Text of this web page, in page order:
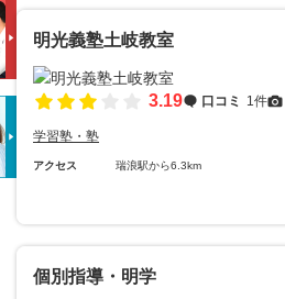
明光義塾土岐教室
3.19 口コミ 1件
学習塾・塾
アクセス 瑞浪駅から6.3km
個別指導・明学